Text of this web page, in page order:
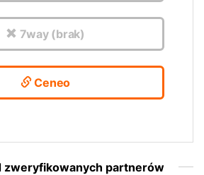
7way (brak)
Ceneo
zweryfikowanych partnerów